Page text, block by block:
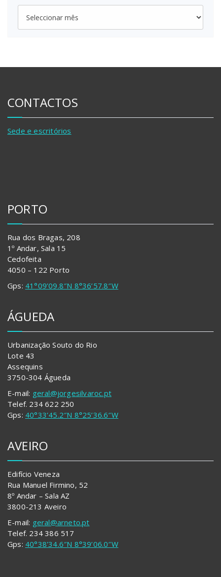
CONTACTOS
Sede e escritórios
PORTO
Rua dos Bragas, 208
1º Andar, Sala 15
Cedofeita
4050 – 122 Porto
Gps: 41°09’09.8″N 8°36’57.8″W
ÁGUEDA
Urbanização Souto do Rio
Lote 43
Assequins
3750-304 Águeda
E-mail: geral@jorgesilvaroc.pt
Telef. 234 622 250
Gps: 40°33’45.2″N 8°25’36.6″W
AVEIRO
Edifício Veneza
Rua Manuel Firmino, 52
8º Andar – Sala AZ
3800-213 Aveiro
E-mail: geral@arneto.pt
Telef. 234 386 517
Gps: 40°38’34.6″N 8°39’06.0″W